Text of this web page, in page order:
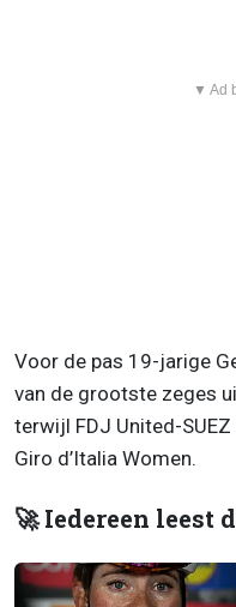
▼ Ad
Voor de pas 19-jarige
van de grootste zeges
terwijl FDJ United-
Giro d’Italia Women.
🚀 Iedereen leest